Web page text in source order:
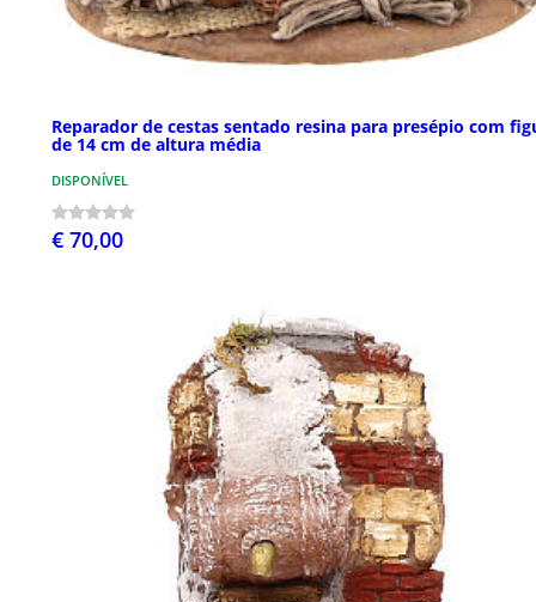
Reparador de cestas sentado resina para presépio com
de 14 cm de altura média
DISPONÍVEL
€ 70,00